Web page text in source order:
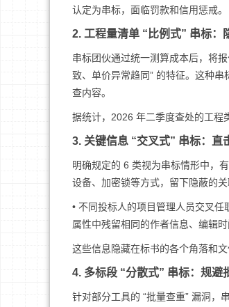
认定为串标，面临罚款和信用惩戒。
2. 工程量清单 “比例式” 串标：
串标团伙通过统一测算成本后，将
致、单价异常趋同” 的特征。这种
查内容。
据统计，2026 年二季度查处的工程
3. 关键信息 “交叉式” 串标：直
明确规定的 6 类视为串标情形中，
设备、加密锁等方式，留下隐蔽的关
• 不同投标人的项目管理人员交叉任
属性中残留相同的作者信息、编辑时
这些信息隐藏在标书的各个角落和
4. 多标段 “分散式” 串标：规避
针对部分工具的 “批量查重” 漏洞，